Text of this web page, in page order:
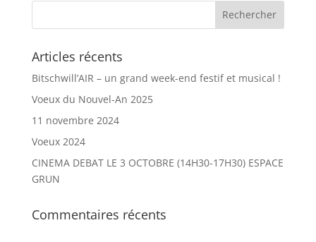
Articles récents
Bitschwill’AIR – un grand week-end festif et musical !
Voeux du Nouvel-An 2025
11 novembre 2024
Voeux 2024
CINEMA DEBAT LE 3 OCTOBRE (14H30-17H30) ESPACE
GRUN
Commentaires récents